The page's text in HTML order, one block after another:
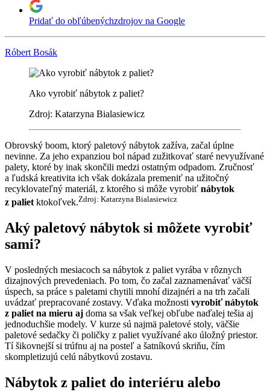
Pridať do obľúbenýchzdrojov na Google
Róbert Bosák
Ako vyrobiť nábytok z paliet?
Zdroj: Katarzyna Bialasiewicz
Obrovský boom, ktorý paletový nábytok zažíva, začal úplne
nevinne. Za jeho expanziou bol nápad zužitkovať staré nevyužívané
palety, ktoré by inak skončili medzi ostatným odpadom. Zručnosť
a ľudská kreativita ich však dokázala premeniť na užitočný
recyklovateľný materiál, z ktorého si môže vyrobiť nábytok
z paliet ktokoľvek.Zdroj: Katarzyna Bialasiewicz
Aký paletový nábytok si môžete vyrobiť
sami?
V posledných mesiacoch sa nábytok z paliet vyrába v rôznych
dizajnových prevedeniach. Po tom, čo začal zaznamenávať väčší
úspech, sa práce s paletami chytili mnohí dizajnéri a na trh začali
uvádzať prepracované zostavy. Vďaka možnosti vyrobiť nábytok
z paliet na mieru aj doma sa však veľkej obľube naďalej tešia aj
jednoduchšie modely. V kurze sú najmä paletové stoly, väčšie
paletové sedačky či poličky z paliet využívané ako úložný priestor.
Tí šikovnejší si trúfnu aj na posteľ a šatníkovú skriňu, čím
skompletizujú celú nábytkovú zostavu.
Nábytok z paliet do interiéru alebo